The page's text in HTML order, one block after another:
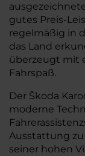
gutes Preis-
regelmäßig in
das Land
überzeugt mit
Fahrspaß.
Der Škoda
moderne
Ausstattung
seiner hohen